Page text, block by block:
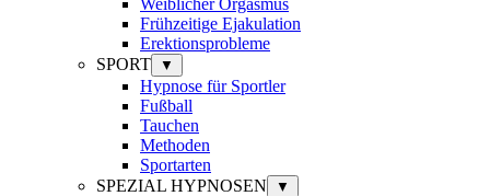
Frühzeitige Ejakulation
Erektionsprobleme
SPORT
▼
Hypnose für Sportler
Fußball
Tauchen
Methoden
Sportarten
SPEZIAL HYPNOSEN
▼